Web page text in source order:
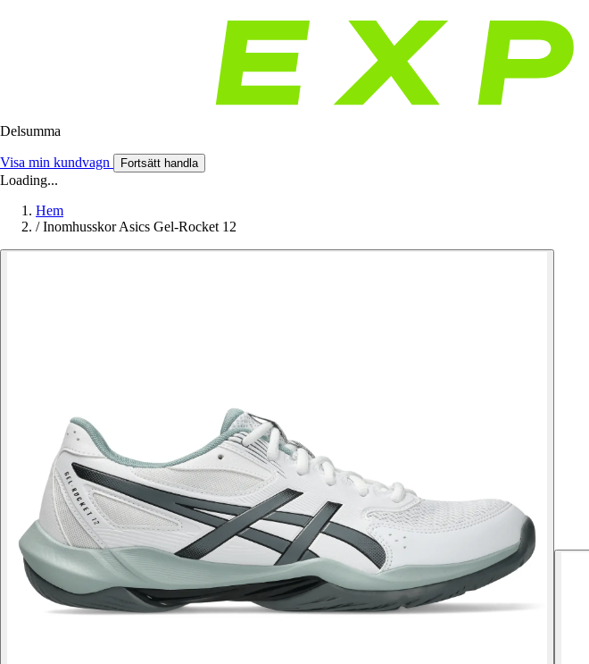
Delsumma
Visa min kundvagn Fortsätt handla
Loading...
Hem
/ Inomhusskor Asics Gel-Rocket 12